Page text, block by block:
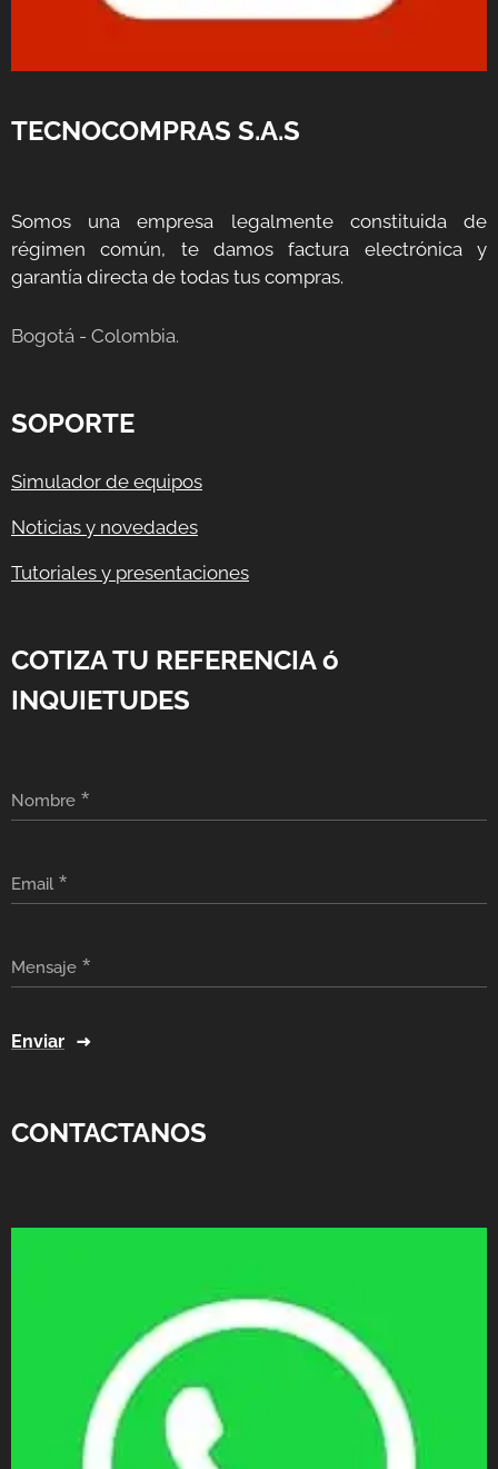
TECNOCOMPRAS S.A.S
Somos una empresa legalmente constituida de
régimen común, te damos factura electrónica y
garantía directa de todas tus compras.
Bogotá - Colombia.
SOPORTE
Simulador de equipos
Noticias y novedades
Tutoriales y presentaciones
COTIZA TU REFERENCIA ó
INQUIETUDES
Nombre
Email
Mensaje
Enviar
CONTACTANOS